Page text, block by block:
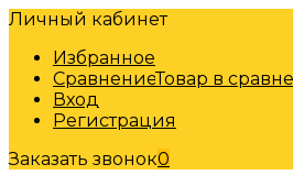
Личный кабинет
Избранное
СравнениеТовар в
Вход
Регистрация
Заказать звонок0